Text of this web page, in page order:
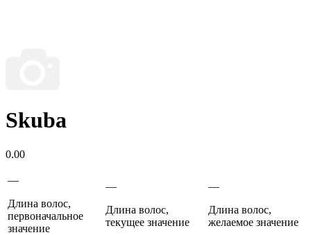
Skuba
0.00
—
Длина волос,
первоначальное
значение
—
Длина волос,
текущее значение
—
Длина волос,
желаемое значение